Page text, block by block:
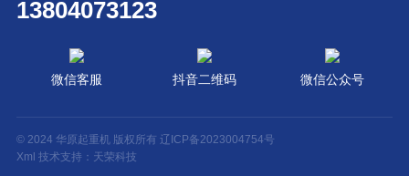
13804073123
微信客服 抖音二维码 微信公众号
© 2024 华原起重机 版权所有 辽ICP备2023004754号
Xml 技术支持： 天荣科技